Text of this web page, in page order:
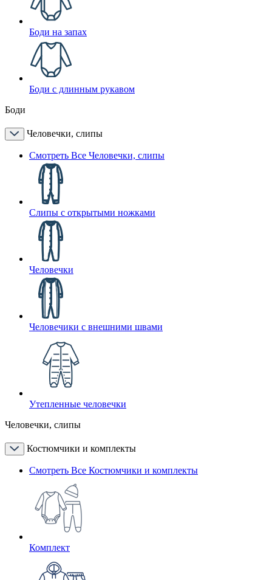
Боди на запах
Боди с длинным рукавом
Боди
Человечки, слипы
Смотреть Все Человечки, слипы
Слипы с открытыми ножками
Человечки
Человечики с внешними швами
Утепленные человечки
Человечки, слипы
Костюмчики и комплекты
Смотреть Все Костюмчики и комплекты
Комплект